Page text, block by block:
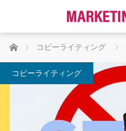
ホーム コピーライティング
コピーライティング